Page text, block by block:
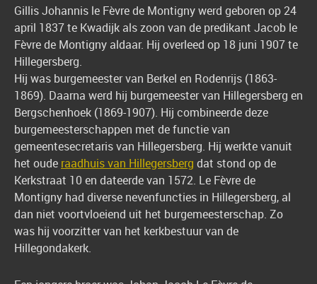
Gillis Johannis le Fèvre de Montigny werd geboren op 24
april 1837 te Kwadijk als zoon van de predikant Jacob le
Fèvre de Montigny aldaar. Hij overleed op 18 juni 1907 te
Hillegersberg.
Hij was burgemeester van Berkel en Rodenrijs (1863-
1869). Daarna werd hij burgemeester van Hillegersberg en
Bergschenhoek (1869-1907). Hij combineerde deze
burgemeesterschappen met de functie van
gemeentesecretaris van Hillegersberg. Hij werkte vanuit
het oude raadhuis van Hillegersberg dat stond op de
Kerkstraat 10 en dateerde van 1572. Le Fèvre de
Montigny had diverse nevenfuncties in Hillegersberg, al
dan niet voortvloeiend uit het burgemeesterschap. Zo
was hij voorzitter van het kerkbestuur van de
Hillegondakerk.